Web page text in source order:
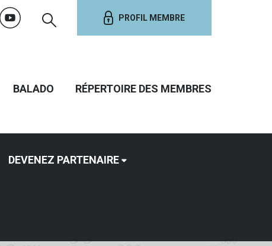
PROFIL MEMBRE
BALADO RÉPERTOIRE DES MEMBRES
DEVENEZ PARTENAIRE